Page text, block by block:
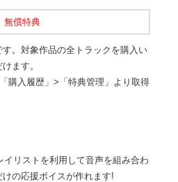
無償特典
。対象作品の全トラックを購入い
ます。
購入履歴」>「特典管理」より取得
イリストを利用して音声を組み合わ
の応援ボイスが作れます!